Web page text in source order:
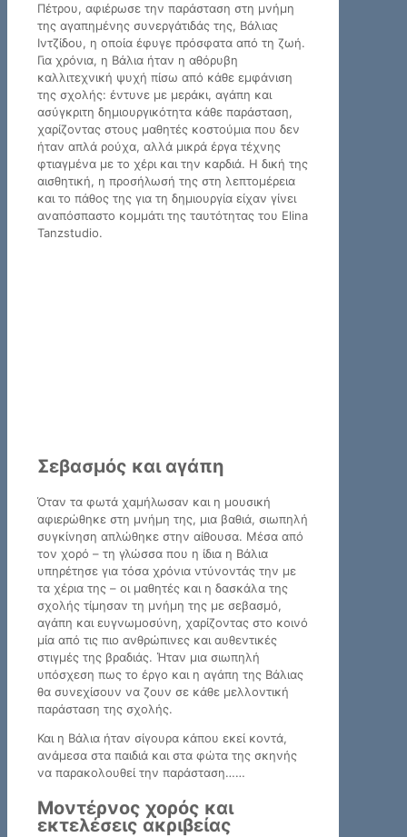
Πέτρου, αφιέρωσε την παράσταση στη μνήμη
της αγαπημένης συνεργάτιδάς της, Βάλιας
Ιντζίδου, η οποία έφυγε πρόσφατα από τη ζωή.
Για χρόνια, η Βάλια ήταν η αθόρυβη
καλλιτεχνική ψυχή πίσω από κάθε εμφάνιση
της σχολής: έντυνε με μεράκι, αγάπη και
ασύγκριτη δημιουργικότητα κάθε παράσταση,
χαρίζοντας στους μαθητές κοστούμια που δεν
ήταν απλά ρούχα, αλλά μικρά έργα τέχνης
φτιαγμένα με το χέρι και την καρδιά. Η δική της
αισθητική, η προσήλωσή της στη λεπτομέρεια
και το πάθος της για τη δημιουργία είχαν γίνει
αναπόσπαστο κομμάτι της ταυτότητας του Elina
Tanzstudio.
Σεβασμός και αγάπη
Όταν τα φωτά χαμήλωσαν και η μουσική
αφιερώθηκε στη μνήμη της, μια βαθιά, σιωπηλή
συγκίνηση απλώθηκε στην αίθουσα. Μέσα από
τον χορό – τη γλώσσα που η ίδια η Βάλια
υπηρέτησε για τόσα χρόνια ντύνοντάς την με
τα χέρια της – οι μαθητές και η δασκάλα της
σχολής τίμησαν τη μνήμη της με σεβασμό,
αγάπη και ευγνωμοσύνη, χαρίζοντας στο κοινό
μία από τις πιο ανθρώπινες και αυθεντικές
στιγμές της βραδιάς. Ήταν μια σιωπηλή
υπόσχεση πως το έργο και η αγάπη της Βάλιας
θα συνεχίσουν να ζουν σε κάθε μελλοντική
παράσταση της σχολής.
Και η Βάλια ήταν σίγουρα κάπου εκεί κοντά,
ανάμεσα στα παιδιά και στα φώτα της σκηνής
να παρακολουθεί την παράσταση……
Μοντέρνος χορός και
εκτελέσεις ακριβείας